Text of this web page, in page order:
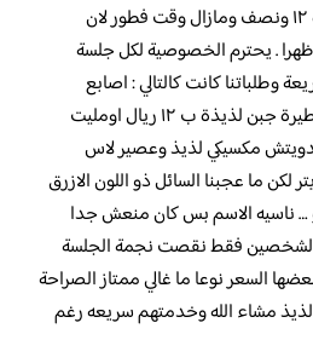
مطعم هادئ مميز حضرنا له ١٢ ونصف ومازال وقت فطور لان
ظهرا . يحترم الخصوصية لكل جلسة
وطلباتنا كانت كالتالي : اصابع
موزاريلا ب ١٩ ريال لذيذة فطيرة جبن لذيذة ب ١٢ ريال اومليت
مكسيكي لذيذ وعصير لاس
لكن ما عجبنا السائل ذو اللون الازرق
ناسيه الاسم بس كان منعش جدا
المبلغ ١١٨ ريال لشخصين فقط نقصت نجمة الجلسة
السعر نوعا ما غالي ممتاز الصراحة
لذيذ مشاء الله وخدمتهم سريعه رغم